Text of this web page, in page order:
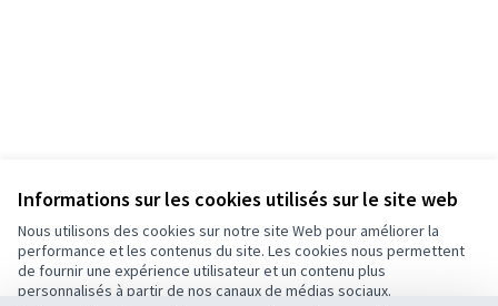
Informations sur les cookies utilisés sur le site web
Nous utilisons des cookies sur notre site Web pour améliorer la
performance et les contenus du site. Les cookies nous permettent
de fournir une expérience utilisateur et un contenu plus
personnalisés à partir de nos canaux de médias sociaux.